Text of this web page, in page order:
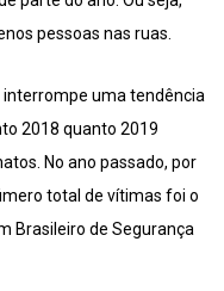
pessoas nas ruas.
uma tendência
2018 quanto 2019
No ano passado, por
total de vítimas foi o
Brasileiro de Segurança